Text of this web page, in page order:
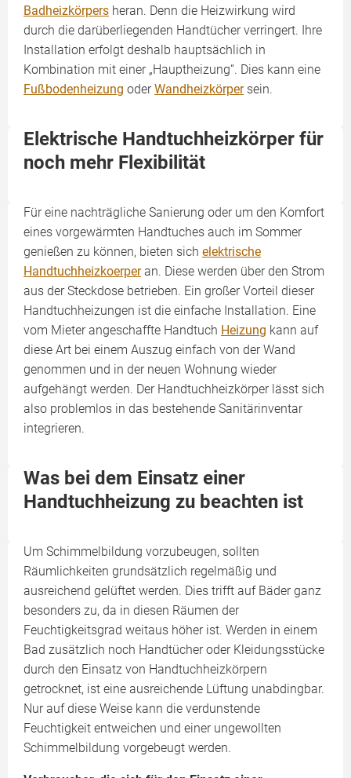
Badheizkörpers heran. Denn die Heizwirkung wird
durch die darüberliegenden Handtücher verringert. Ihre
Installation erfolgt deshalb hauptsächlich in
Kombination mit einer „Hauptheizung“. Dies kann eine
Fußbodenheizung oderWandheizkörpersein.
Elektrische Handtuchheizkörper für
noch mehr Flexibilität
Für eine nachträgliche Sanierung oder um den Komfort
eines vorgewärmten Handtuches auch im Sommer
genießen zu können, bieten sich elektrische
Handtuchheizkoerperan. Diese werden über den Strom
aus der Steckdose betrieben. Ein großer Vorteil dieser
Handtuchheizungen ist die einfache Installation. Eine
vom Mieter angeschaffte Handtuch Heizung kann auf
diese Art bei einem Auszug einfach von der Wand
genommen und in der neuen Wohnung wieder
aufgehängt werden. Der Handtuchheizkörper lässt sich
also problemlos in das bestehende Sanitärinventar
integrieren.
Was bei dem Einsatz einer
Handtuchheizung zu beachten ist
Um Schimmelbildung vorzubeugen, sollten
Räumlichkeiten grundsätzlich regelmäßig und
ausreichend gelüftet werden. Dies trifft auf Bäder ganz
besonders zu, da in diesen Räumen der
Feuchtigkeitsgrad weitaus höher ist. Werden in einem
Bad zusätzlich noch Handtücher oder Kleidungsstücke
durch den Einsatz von Handtuchheizkörpern
getrocknet, ist eine ausreichende Lüftung unabdingbar.
Nur auf diese Weise kann die verdunstende
Feuchtigkeit entweichen und einer ungewollten
Schimmelbildung vorgebeugt werden.